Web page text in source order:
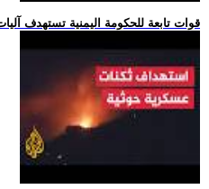
.. قوات تابعة للحكومة اليمنية تستهدف